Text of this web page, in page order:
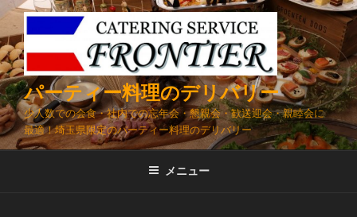
コ
テ
ン
ツ
へ
ス
キ
パーティー料理のデリバリー
少人数での会食・社内での忘年会・懇親会・歓送迎会・親睦会に
最適！埼玉県限定のパーティー料理のデリバリー
メニュー